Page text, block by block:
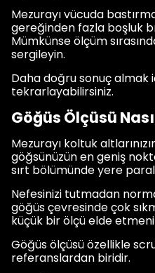
Mezurayı vücuda
gereğinden fazla boşluk
Mümkünse ölçüm
sergileyin.
Daha doğru sonuç almak
tekrarlayabilirsiniz.
Göğüs Ölçüsü
Mezurayı koltuk
göğsünüzün en geniş
sırt bölümünde yere
Nefesinizi tutmadan
göğüs çevresinde çok
küçük bir ölçü elde
Göğüs ölçüsü özellikle
referanslardan biridir.